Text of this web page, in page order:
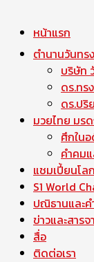
หน้าแรก
ตำนานวันทร
บริษัท
ดร.ท
ดร.ปริ
มวยไทย มร
ศึกใน
คำคม
แชมเปี้ยนโลก
S1 World
ปณิธานและ
ข่าวและสาร
สื่อ
ติดต่อเรา